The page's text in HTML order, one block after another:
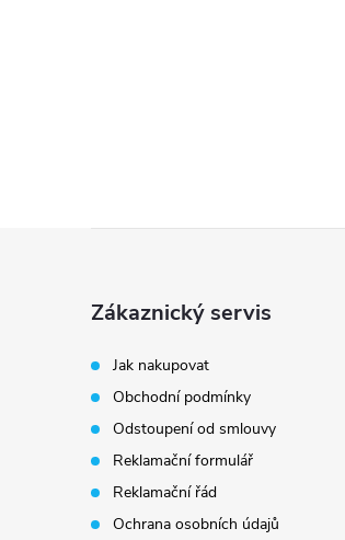
Zákaznický servis
Jak nakupovat
Obchodní podmínky
Odstoupení od smlouvy
Reklamační formulář
Reklamační řád
Ochrana osobních údajů